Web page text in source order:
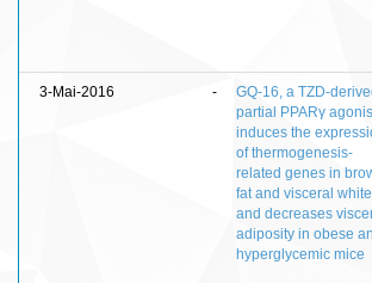
3-Mai-2016 -
GQ-16, a TZD-
partial PPARγ
induces the
of thermogenesis-
related genes in
fat and visceral
and decreases
adiposity in obese
hyperglycemic mice